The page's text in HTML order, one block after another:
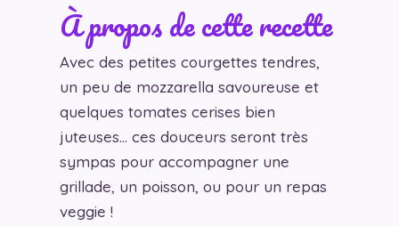
À propos de cette recette
Avec des petites courgettes tendres,
un peu de mozzarella savoureuse et
quelques tomates cerises bien
juteuses… ces douceurs seront très
sympas pour accompagner une
grillade, un poisson, ou pour un repas
veggie !